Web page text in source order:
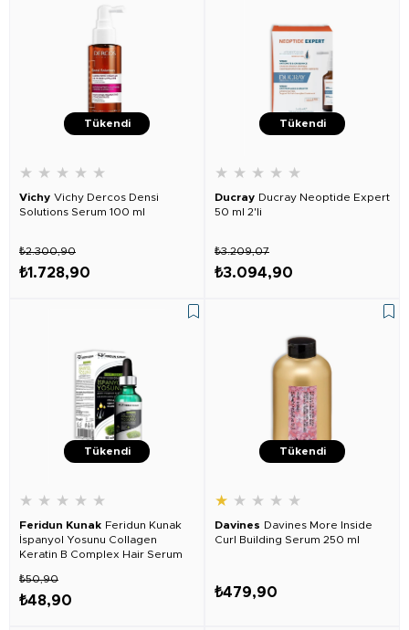
Tükendi
★ ★ ★ ★ ★
Vichy Vichy Dercos Densi
Solutions Serum 100 ml
₺1.728,90
₺2.300,90
Tükendi
★ ★ ★ ★ ★
Ducray Ducray Neoptide Expert
50 ml 2'li
₺3.094,90
₺3.209,07
Tükendi
★ ★ ★ ★ ★
Feridun Kunak Feridun Kunak
İspanyol Yosunu Collagen
Keratin B Complex Hair Serum
₺48,90
₺50,90
Tükendi
★ ★ ★ ★ ★
Davines Davines More Inside
Curl Building Serum 250 ml
₺479,90